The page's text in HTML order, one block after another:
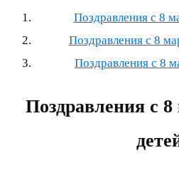
Поздравления с 8
Поздравления с 8
Поздравления с 8
Поздравления с 8